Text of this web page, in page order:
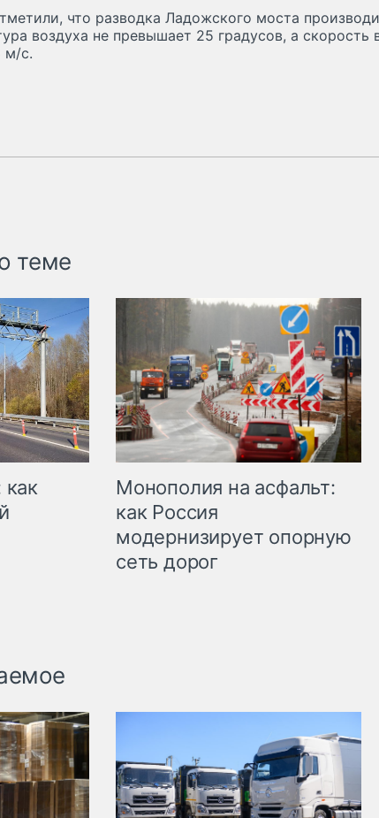
что разводка Ладожского моста
воздуха не превышает 25 градусов, а скорость
м/с.
теме
как
Монополия на асфальт:
как Россия
модернизирует опорную
сеть дорог